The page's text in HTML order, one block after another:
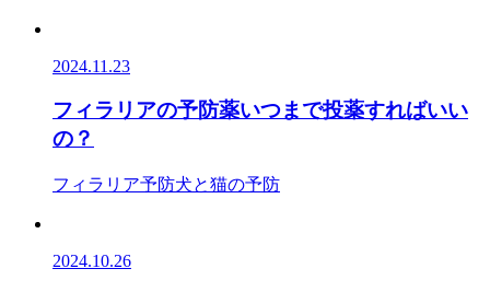
2024.11.23
フィラリアの予防薬いつまで投薬すればいい
の？
フィラリア予防犬と猫の予防
2024.10.26